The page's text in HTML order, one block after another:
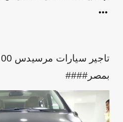
بمصر####